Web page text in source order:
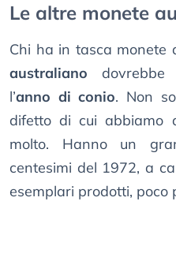
Le altre monete
Chi ha in tasca monete
australiano dovrebbe
l’anno di conio. Non
difetto di cui abbiamo
molto. Hanno un
centesimi del 1972, a
esemplari prodotti, poco